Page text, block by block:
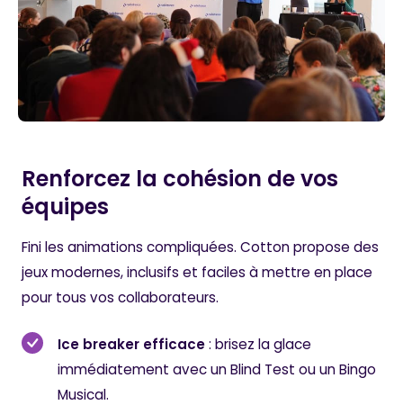
Renforcez la cohésion de vos
équipes
Fini les animations compliquées. Cotton propose des
jeux modernes, inclusifs et faciles à mettre en place
pour tous vos collaborateurs.
Ice breaker efficace: brisez la glace
immédiatement avec un Blind Test ou un Bingo
Musical.